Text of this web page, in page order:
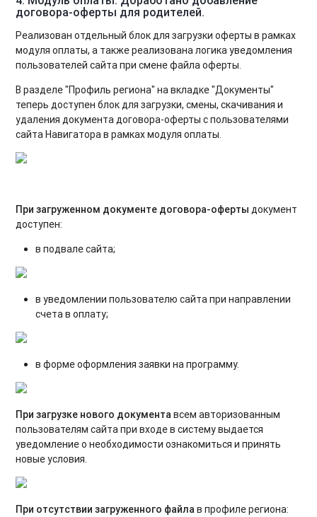
договора-оферты для родителей.
Реализован отдельный блок для загрузки оферты в рамках
модуля оплаты, а также реализована логика уведомления
пользователей сайта при смене файла оферты.
В разделе "Профиль региона" на вкладке "Документы"
теперь доступен блок для загрузки, смены, скачивания и
удаления документа договора-оферты с пользователями
сайта Навигатора в рамках модуля оплаты.
При загруженном документе договора-оферты документ
доступен:
в подвале сайта;
в уведомлении пользователю сайта при направлении
счета в оплату;
в форме оформления заявки на программу.
При загрузке нового документавсем авторизованным
пользователям сайта при входе в систему выдается
уведомление о необходимости ознакомиться и принять
новые условия.
При отсутствии загруженного файлав профиле региона: